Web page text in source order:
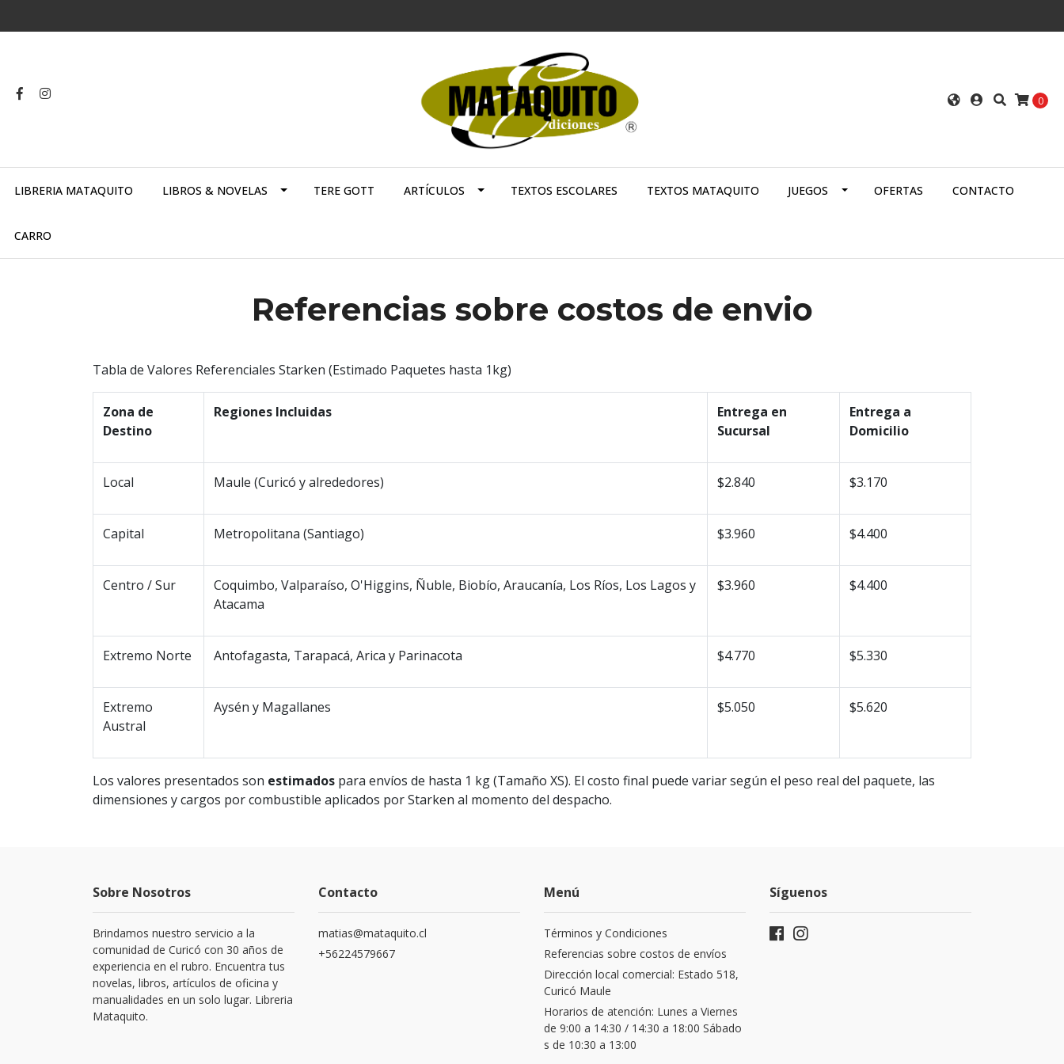
0
LIBRERIA MATAQUITO LIBROS & NOVELAS TERE GOTT ARTÍCULOS TEXTOS ESCOLARES TEXTOS MATAQUITO JUEGOS OFERTAS CONTACTO
CARRO
Referencias sobre costos de envio
Tabla de Valores Referenciales Starken (Estimado Paquetes hasta 1kg)
Zona de
Destino
Regiones Incluidas
Entrega en
Sucursal
Entrega a
Domicilio
Local Maule (Curicó y alrededores) $2.840 $3.170
Capital Metropolitana (Santiago) $3.960 $4.400
Centro / Sur
Coquimbo, Valparaíso, O'Higgins, Ñuble, Biobío, Araucanía, Los Ríos, Los Lagos y
Atacama
$3.960 $4.400
Extremo Norte Antofagasta, Tarapacá, Arica y Parinacota $4.770 $5.330
Extremo
Austral
Aysén y Magallanes $5.050 $5.620
Los valores presentados son estimados para envíos de hasta 1 kg (Tamaño XS). El costo final puede variar según el peso real del paquete, las
dimensiones y cargos por combustible aplicados por Starken al momento del despacho.
Sobre Nosotros
Brindamos nuestro servicio a la
comunidad de Curicó con 30 años de
experiencia en el rubro. Encuentra tus
novelas, libros, artículos de oficina y
manualidades en un solo lugar. Libreria
Mataquito.
Contacto
matias@mataquito.cl
+56224579667
Menú
Términos y Condiciones
Referencias sobre costos de envíos
Dirección local comercial: Estado 518,
Curicó Maule
Horarios de atención: Lunes a Viernes
de 9:00 a 14:30 / 14:30 a 18:00 Sábado
s de 10:30 a 13:00
Síguenos